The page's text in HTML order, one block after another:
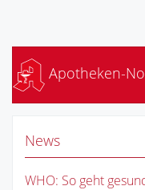
Apotheken-
News
WHO: So geht